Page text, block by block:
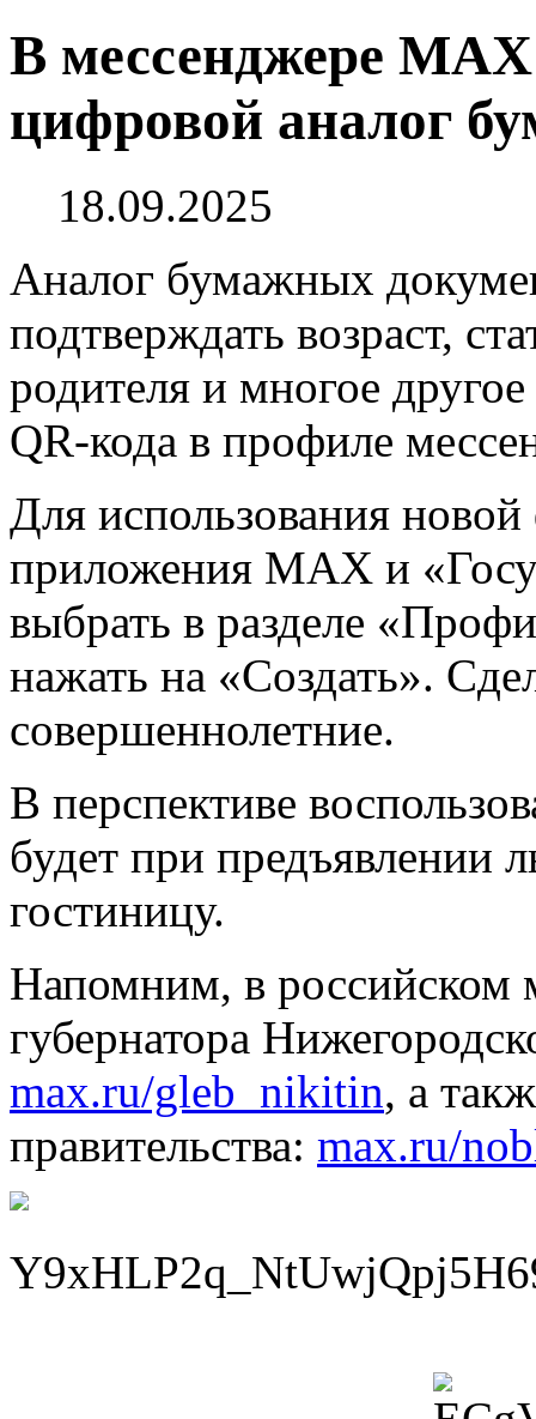
В мессенджере
цифровой аналог
18.09.2025
Аналог бумажных
подтверждать возраст,
родителя и многое
QR-кода в профиле
Для использования
приложения МАХ и
выбрать в разделе
нажать на «Создать».
совершеннолетние.
В перспективе
будет при предъявлении
гостиницу.
Напомним, в российском
губернатора
max.ru/gleb_nikitin, а
правительства: max.ru/